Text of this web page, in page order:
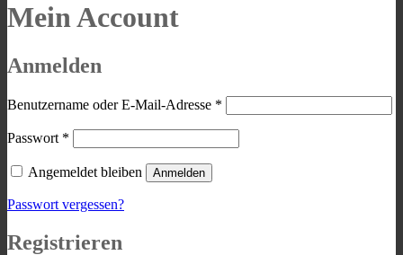
Mein Account
Anmelden
Benutzername oder E-Mail-Adresse *
Passwort *
Angemeldet bleiben Anmelden
Passwort vergessen?
Registrieren